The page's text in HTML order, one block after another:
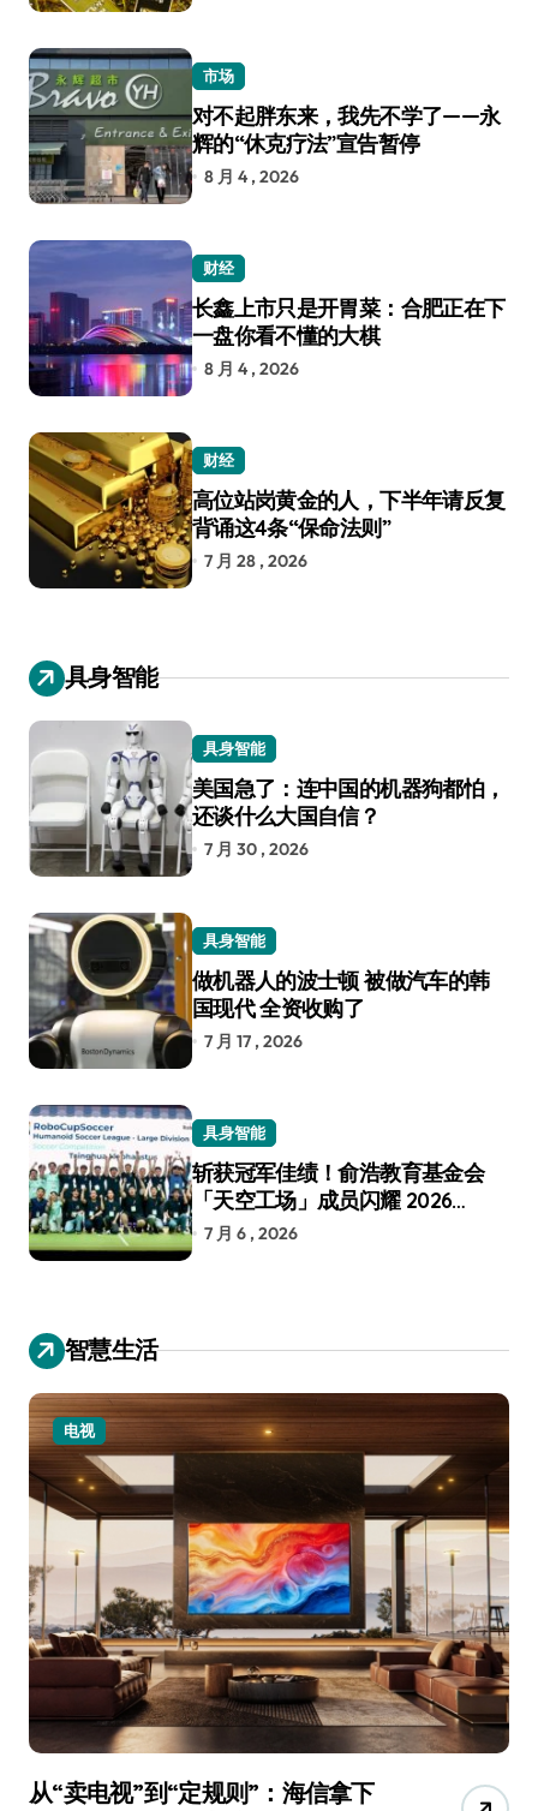
市场
对不起胖东来，我先不学了——永
辉的“休克疗法”宣告暂停
8 月 4 , 2026
财经
长鑫上市只是开胃菜：合肥正在下
一盘你看不懂的大棋
8 月 4 , 2026
财经
高位站岗黄金的人，下半年请反复
背诵这4条“保命法则”
7 月 28 , 2026
具身智能
具身智能
美国急了：连中国的机器狗都怕，
还谈什么大国自信？
7 月 30 , 2026
具身智能
做机器人的波士顿 被做汽车的韩
国现代 全资收购了
7 月 17 , 2026
具身智能
斩获冠军佳绩！俞浩教育基金会
「天空工场」成员闪耀 2026
RoboCup 机器人世界杯
7 月 6 , 2026
智慧生活
电视
从“卖电视”到“定规则”：海信拿下